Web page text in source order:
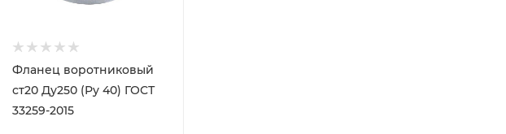
Фланец воротниковый
ст20 Ду250 (Ру 40) ГОСТ
33259-2015